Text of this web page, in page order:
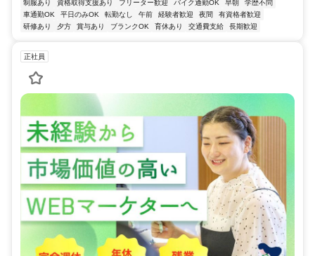
制服あり 資格取得支援あり フリーター歓迎 バイク通勤OK 早朝
学歴不問
車通勤OK
平日のみOK 転勤なし 午前 経験者歓迎 夜間
有資格者歓迎
研修あり
夕方 賞与あり ブランクOK 育休あり 交通費支給 長期歓迎
正社員